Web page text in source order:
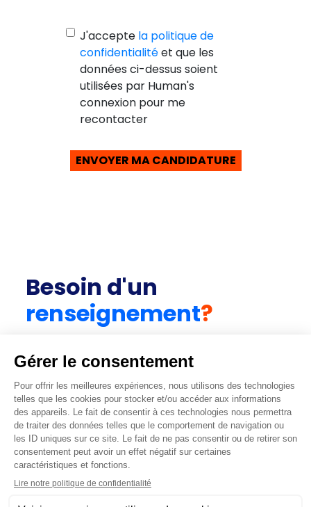
J'accepte la politique de
confidentialité
données ci-dessus soient
utilisées par Human's
connexion pour me
recontacter
Besoin d'un
renseignement?
CONTACTEZ-NOUS
Vous avez un projet ? Renseigner les
informations dont vous disposez et obtenez un
diagnostic.
Obtenir un diagnostic